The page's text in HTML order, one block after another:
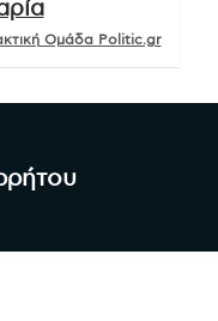
Ομάδα Politic.gr